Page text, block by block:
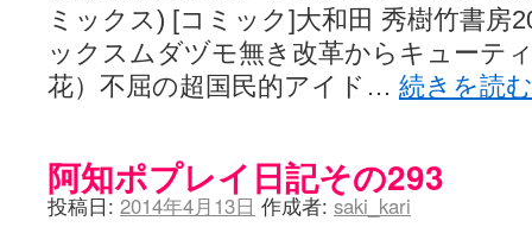
紺フェス - 咲-Saki- / 【越谷SS】とろけそうな日 (15:31)
ユズポニッキ - 咲-Saki- / ☆ #咲実写 ☆告知☆オンライン上映会☆ 阿
ああ、あの牌？ - 咲-Saki- / シノハユ菰沢中関連(江津・大田)の登場舞
宮守大好き帳 / 告知 (13:04)
麻雀アニメ＆麻雀ゲームあれこれ / 厄介な相手だよ！ あんたは……
ＳＳＳ（咲ＳＳ）感想ブログ / 【SSS】憩 -Kei- 全国編第２２局『流局
ひまじんひまんじ / 読書の秋、と言います故 (08:00)
煌-Subara- - 咲-saki- / シノハユ感想 (13:19)
ミックス) [コミック]大和田 秀樹竹書房
ックスムダヅモ無き改革からキューテ
花）不屈の超国民的アイド… 続きを読
阿知ポプレイ日記その293
投稿日: 2014年4月13日 作成者: saki_kari